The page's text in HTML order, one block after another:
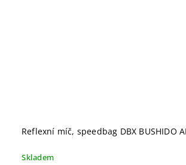
Reflexní míč, speedbag DBX BUSHIDO
Skladem